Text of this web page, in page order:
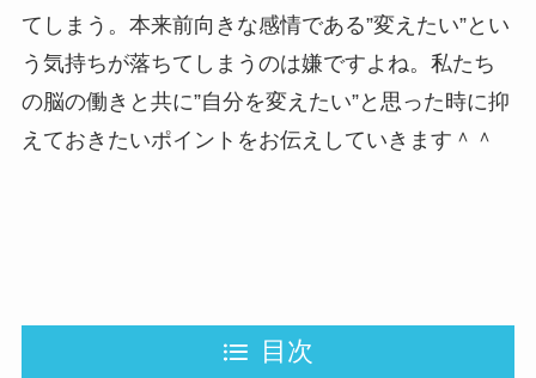
てしまう。本来前向きな感情である”変えたい”とい
う気持ちが落ちてしまうのは嫌ですよね。私たち
の脳の働きと共に”自分を変えたい”と思った時に抑
えておきたいポイントをお伝えしていきます＾＾
目次